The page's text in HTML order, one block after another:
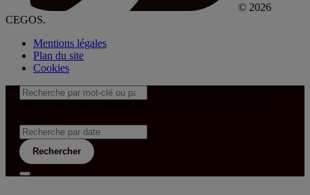
© 2026
CEGOS.
Mentions légales
Plan du site
Cookies
Rechercher